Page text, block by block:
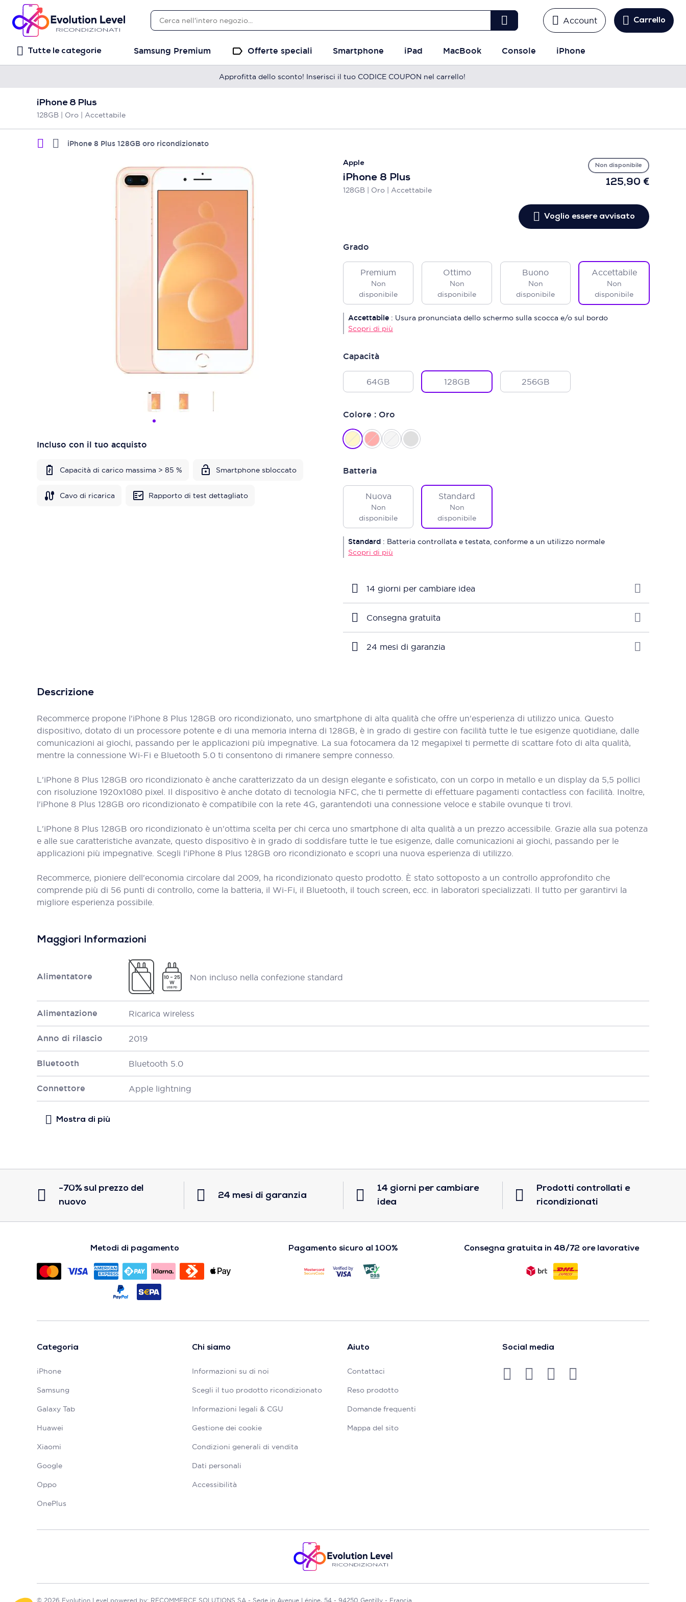
Account Carrello
Tutte le categorie Samsung Premium Offerte speciali Smartphone iPad MacBook Console iPhone
Approfitta dello sconto! Inserisci il tuo CODICE COUPON nel carrello!
iPhone 8 Plus
128GB | Oro | Accettabile
iPhone 8 Plus 128GB oro ricondizionato
Apple
iPhone 8 Plus
128GB | Oro | Accettabile
Non disponibile
Incluso con il tuo acquisto
Capacità di carico massima > 85 % Smartphone sbloccato
Cavo di ricarica Rapporto di test dettagliato
125,90 €
Voglio essere avvisato
Grado
Premium
Non
disponibile
Ottimo
Non
disponibile
Buono
Non
disponibile
Accettabile
Non
disponibile
Accettabile : Usura pronunciata dello schermo sulla scocca e/o sul bordo
Scopri di più
Capacità
64GB 128GB 256GB
Colore : Oro
Batteria
Nuova
Non
disponibile
Standard
Non
disponibile
Standard : Batteria controllata e testata, conforme a un utilizzo normale
Scopri di più
14 giorni per cambiare idea
Consegna gratuita
24 mesi di garanzia
Descrizione
Recommerce propone l'iPhone 8 Plus 128GB oro ricondizionato, uno smartphone di alta qualità che offre un'esperienza di utilizzo unica. Questo
dispositivo, dotato di un processore potente e di una memoria interna di 128GB, è in grado di gestire con facilità tutte le tue esigenze quotidiane, dalle
comunicazioni ai giochi, passando per le applicazioni più impegnative. La sua fotocamera da 12 megapixel ti permette di scattare foto di alta qualità,
mentre la connessione Wi-Fi e Bluetooth 5.0 ti consentono di rimanere sempre connesso.
L'iPhone 8 Plus 128GB oro ricondizionato è anche caratterizzato da un design elegante e sofisticato, con un corpo in metallo e un display da 5,5 pollici
con risoluzione 1920x1080 pixel. Il dispositivo è anche dotato di tecnologia NFC, che ti permette di effettuare pagamenti contactless con facilità. Inoltre,
l'iPhone 8 Plus 128GB oro ricondizionato è compatibile con la rete 4G, garantendoti una connessione veloce e stabile ovunque ti trovi.
L'iPhone 8 Plus 128GB oro ricondizionato è un'ottima scelta per chi cerca uno smartphone di alta qualità a un prezzo accessibile. Grazie alla sua potenza
e alle sue caratteristiche avanzate, questo dispositivo è in grado di soddisfare tutte le tue esigenze, dalle comunicazioni ai giochi, passando per le
applicazioni più impegnative. Scegli l'iPhone 8 Plus 128GB oro ricondizionato e scopri una nuova esperienza di utilizzo.
Recommerce, pioniere dell'economia circolare dal 2009, ha ricondizionato questo prodotto. È stato sottoposto a un controllo approfondito che
comprende più di 56 punti di controllo, come la batteria, il Wi-Fi, il Bluetooth, il touch screen, ecc. in laboratori specializzati. Il tutto per garantirvi la
migliore esperienza possibile.
Maggiori Informazioni
Alimentatore Non incluso nella confezione standard
Alimentazione Ricarica wireless
Anno di rilascio 2019
Bluetooth Bluetooth 5.0
Connettore Apple lightning
-70% sul prezzo del
nuovo
24 mesi di garanzia
14 giorni per cambiare
idea
Prodotti controllati e
ricondizionati
Metodi di pagamento Pagamento sicuro al 100% Consegna gratuita in 48/72 ore lavorative
Categoria
iPhone
Samsung
Galaxy Tab
Huawei
Xiaomi
Google
Oppo
OnePlus
Chi siamo
Informazioni su di noi
Scegli il tuo prodotto ricondizionato
Informazioni legali & CGU
Gestione dei cookie
Condizioni generali di vendita
Dati personali
Accessibilità
Aiuto
Contattaci
Reso prodotto
Domande frequenti
Mappa del sito
Social media
© 2026 Evolution Level powered by: RECOMMERCE SOLUTIONS SA - Sede in Avenue Lénine, 54 - 94250 Gentilly - Francia